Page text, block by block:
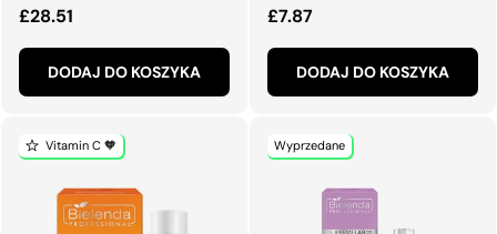
Normalna cena
£28.51
DODAJ DO KOSZYKA
Normalna cena
£7.87
DODAJ DO KOSZYKA
Vitamin C 🧡 Wyprzedane